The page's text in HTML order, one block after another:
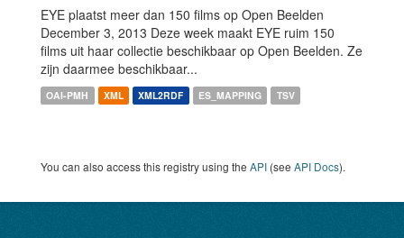
EYE plaatst meer dan 150 films op Open Beelden
December 3, 2013 Deze week maakt EYE ruim 150
films uit haar collectie beschikbaar op Open Beelden. Ze
zijn daarmee beschikbaar...
OAI-PMH XML XML2RDF ES_MAPPING TSV
You can also access this registry using the API (see API Docs).